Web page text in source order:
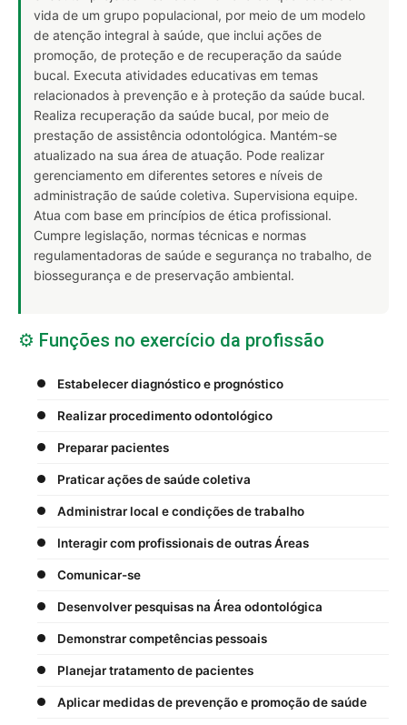
vida de um grupo populacional, por meio de um modelo
de atenção integral à saúde, que inclui ações de
promoção, de proteção e de recuperação da saúde
bucal. Executa atividades educativas em temas
relacionados à prevenção e à proteção da saúde bucal.
Realiza recuperação da saúde bucal, por meio de
prestação de assistência odontológica. Mantém-se
atualizado na sua área de atuação. Pode realizar
gerenciamento em diferentes setores e níveis de
administração de saúde coletiva. Supervisiona equipe.
Atua com base em princípios de ética profissional.
Cumpre legislação, normas técnicas e normas
regulamentadoras de saúde e segurança no trabalho, de
biossegurança e de preservação ambiental.
⚙️ Funções no exercício da profissão
Estabelecer diagnóstico e prognóstico
Realizar procedimento odontológico
Preparar pacientes
Praticar ações de saúde coletiva
Administrar local e condições de trabalho
Interagir com profissionais de outras Áreas
Comunicar-se
Desenvolver pesquisas na Área odontológica
Demonstrar competências pessoais
Planejar tratamento de pacientes
Aplicar medidas de prevenção e promoção de saúde